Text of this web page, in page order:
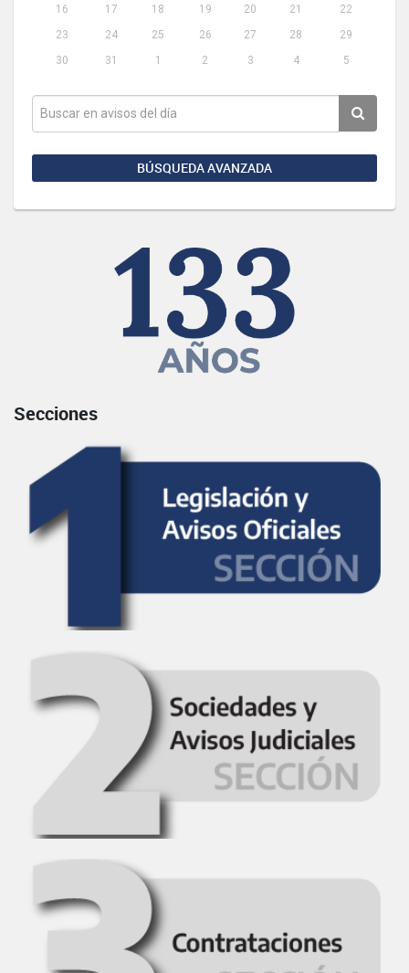
16
17 18 19 20 21
22
23
24 25 26 27 28
29
30
31 1 2 3 4 5
BÚSQUEDA AVANZADA
Secciones